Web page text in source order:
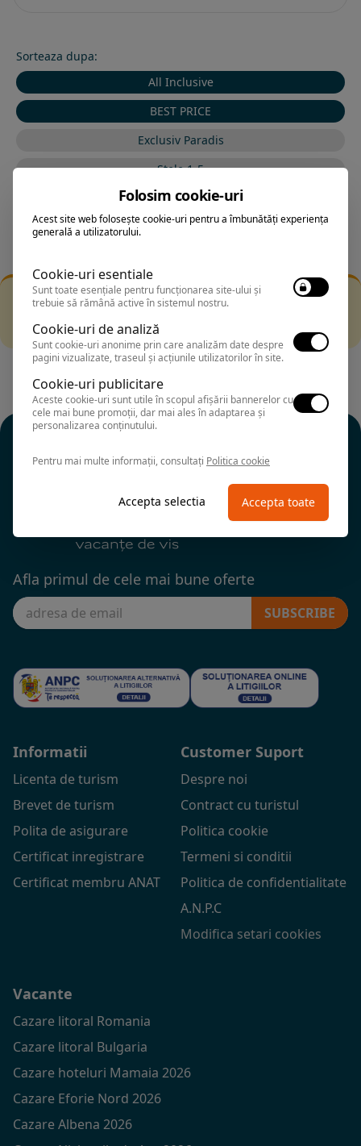
Sorteaza dupa:
All Inclusive
BEST PRICE
Exclusiv Paradis
Stele 1-5
Stele 5-1
Filtrarea nu a returnat niciun rezultat
alte fitre.
Afla primul de cele mai bune oferte
SUBSCRIBE
Informatii
Licenta de turism
Brevet de turism
Polita de asigurare
Certificat inregistrare
Certificat membru ANAT
Customer Suport
Despre noi
Contract cu turistul
Politica cookie
Termeni si conditii
Politica de confidentialitate
A.N.P.C
Modifica setari cookies
Vacante
Cazare litoral Romania
Cazare litoral Bulgaria
Cazare hoteluri Mamaia 2026
Cazare Eforie Nord 2026
Cazare Albena 2026
Folosim cookie-uri
Acest site web folosește cookie-uri pentru a îmbunătăți experiența
generală a utilizatorului.
Cookie-uri esentiale
Sunt toate esențiale pentru funcționarea site-ului și
trebuie să rămână active în sistemul nostru.
Cookie-uri de analiză
Sunt cookie-uri anonime prin care analizăm date despre
pagini vizualizate, traseul și acțiunile utilizatorilor în site.
Cookie-uri publicitare
Aceste cookie-uri sunt utile în scopul afișării bannerelor cu
cele mai bune promoții, dar mai ales în adaptarea și
personalizarea conținutului.
Pentru mai multe informații, consultați Politica cookie
Accepta selectia Accepta toate